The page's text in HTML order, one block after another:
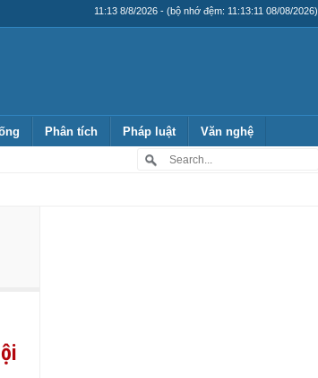
11:13 8/8/2026 - (bộ nhớ đệm: 11:13:11 08/08/2026)
Phân tích Pháp luật Văn nghệ